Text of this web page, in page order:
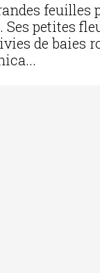
feuilles
petites
de baies